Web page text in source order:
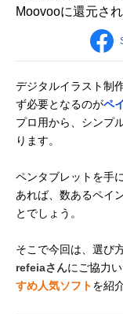
Moovooに還元さ
デジタルイラスト制
ず必要となるのがペ
プロ用から、シンプ
ります。
ペンタブレットを手
あれば、数あるペイ
とでしょう。
そこで今回は、選び
refeiaさんにご協力い
すめ人気ソフトを紹